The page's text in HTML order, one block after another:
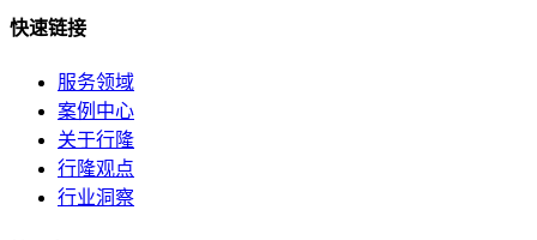
快速链接
服务领域
案例中心
关于行隆
行隆观点
行业洞察